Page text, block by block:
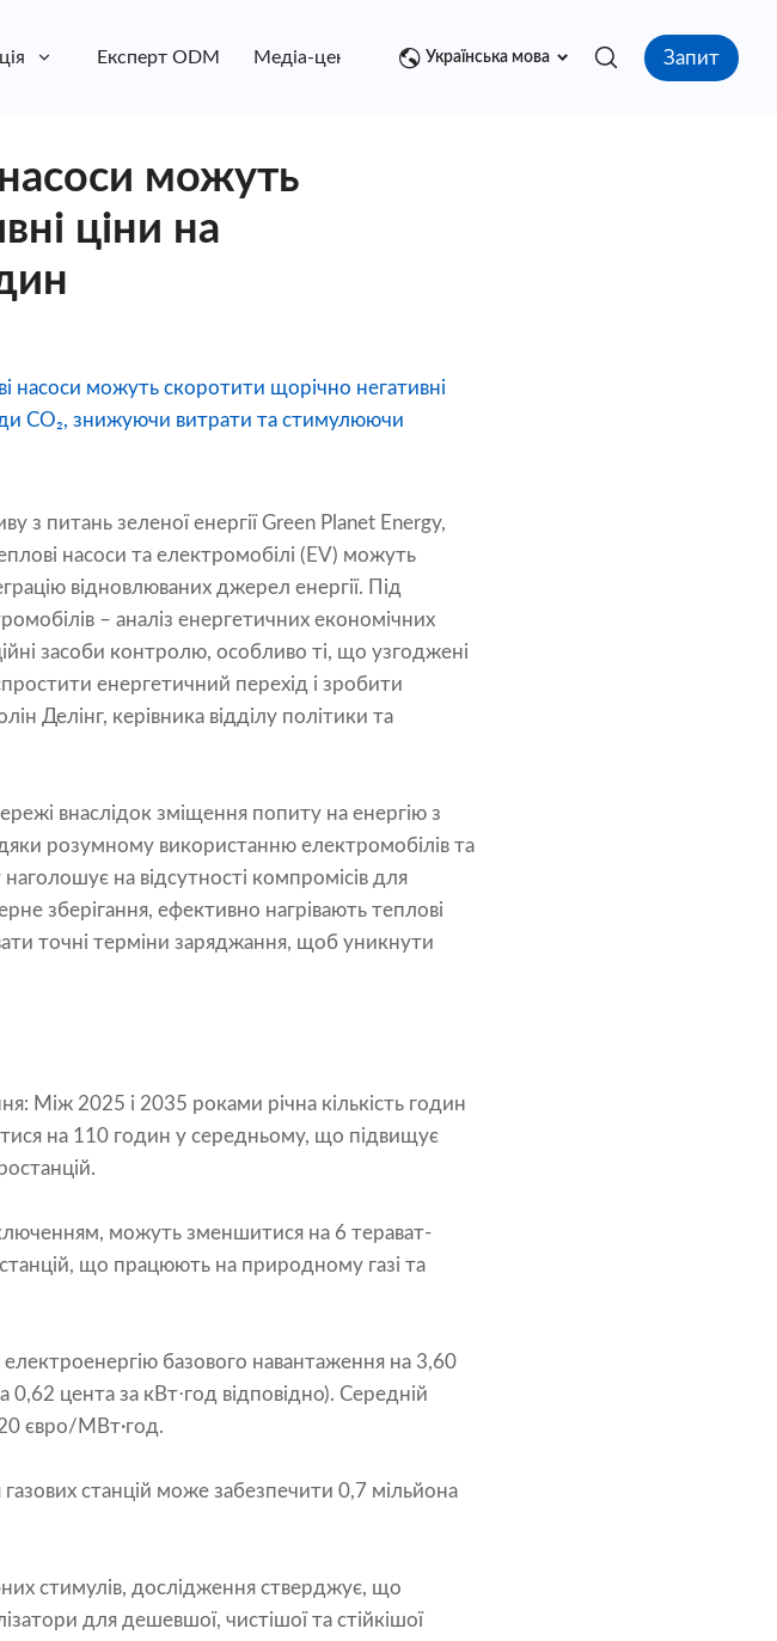
Експерт ODM Медіа-центр контакт
Українська мова Запит
насоси можуть
ціни на
насоси можуть скоротити щорічно негативні
CO₂, знижуючи витрати та стимулюючи
з питань зеленої енергії Green Planet Energy,
насоси та електромобілі (EV) можуть
відновлюваних джерел енергії. Під
– аналіз енергетичних економічних
засоби контролю, особливо ті, що узгоджені
енергетичний перехід і зробити
Делінг, керівника відділу політики та
внаслідок зміщення попиту на енергію з
розумному використанню електромобілів та
на відсутності компромісів для
зберігання, ефективно нагрівають теплові
точні терміни заряджання, щоб уникнути
Між 2025 і 2035 роками річна кількість годин
на 110 годин у середньому, що підвищує
можуть зменшитися на 6 терават-
що працюють на природному газі та
електроенергію базового навантаження на 3,60
цента за кВт⋅год відповідно). Середній
євро/МВт·год.
станцій може забезпечити 0,7 мільйона
стимулів, дослідження стверджує, що
для дешевшої, чистішої та стійкішої